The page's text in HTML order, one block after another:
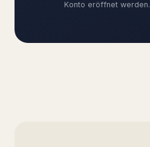
Konto eröffnet werden.